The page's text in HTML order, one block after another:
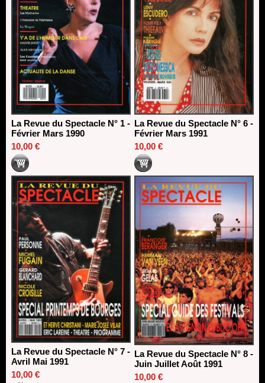
La Revue du Spectacle N° 1 -
Février Mars 1990
10,00 €
La Revue du Spectacle N° 6 -
Février Mars 1991
10,00 €
La Revue du Spectacle N° 7 -
Avril Mai 1991
10,00 €
La Revue du Spectacle N° 8 -
Juin Juillet Août 1991
10,00 €